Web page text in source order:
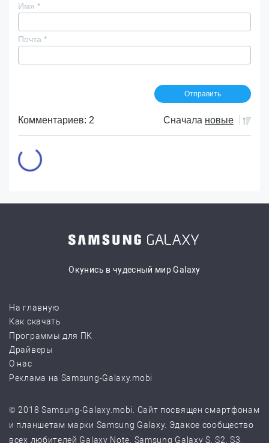
Имя *
Почта *
Комментариев: 2 Сначала новые
Окунись в чудесный мир Galaxy
На главную
Как скачать
Программы для ПК
Драйверы
О нас
Реклама на Samsung-Galaxy.mobi
© 2018 Samsung-Galaxy.mobi. Сайт посвящен смартфонам
и планшетам марки Samsung Galaxy. Эдакое сообщество
всех любителей Galaxy Note, Samsung Galaxy S, S2, S3,